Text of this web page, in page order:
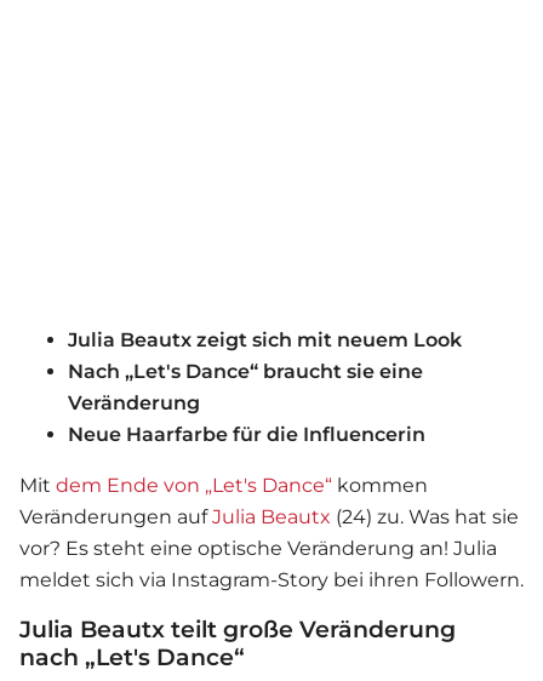
Julia Beautx zeigt sich mit neuem Look
Nach „Let's Dance“ braucht sie eine
Veränderung
Neue Haarfarbe für die Influencerin
Mit dem Ende von „Let's Dance“ kommen
Veränderungen aufJulia Beautx (24) zu. Was hat sie
vor? Es steht eine optische Veränderung an! Julia
meldet sich via Instagram-Story bei ihren Followern.
Julia Beautx teilt große Veränderung
nach „Let's Dance“